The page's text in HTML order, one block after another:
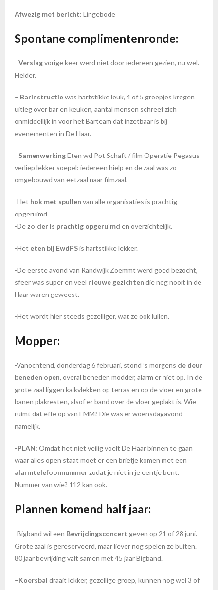
Afwezig met bericht: Lingebode
Spontane complimentenronde:
–Verslagvorige keer werd niet door iedereen gezien, nu wel.
Helder.
– Barinstructiewas hartstikke leuk, 4 of 5 groepjes kregen
uitleg over bar en keuken, aantal mensen schreef zich
onmiddellijk in voor het Barteam dat inzetbaar is bij
evenementen in De Haar.
–SamenwerkingEten wd Pot Schaft / film Operatie Pegasus
verliep lekker soepel: iedereen hielp en de zaal was zo
omgebouwd van eetzaal naar filmzaal.
-Het hok met spullen van alle organisaties is prachtig
opgeruimd.
-De zolder is prachtig opgeruimd en overzichtelijk.
-Het eten bij EwdPSis hartstikke lekker.
-De eerste avond van Randwijk Zoemmt werd goed bezocht,
sfeer was super en veel nieuwe gezichten die nog nooit in de
Haar waren geweest.
-Het wordt hier steeds gezelliger, wat ze ook lullen.
Mopper:
-Vanochtend, donderdag 6 februari, stond ’s morgens de deur
beneden open, overal beneden modder, alarm er niet op. In de
grote zaal liggen kalkvlekken op terras en op de vloer en grote
banen plakresten, alsof er band over de vloer geplakt is. Wie
ruimt dat effe op van EMM? Die was er woensdagavond
namelijk.
-PLAN: Omdat het niet veilig voelt De Haar binnen te gaan
waar alles open staat moet er een briefje komen met een
alarmtelefoonnummerzodat je niet in je eentje bent.
Nummer van wie? 112 kan ook.
Plannen komend half jaar:
-Bigband wil een Bevrijdingsconcert geven op 21 of 28 juni.
Grote zaal is gereserveerd, maar liever nog spelen ze buiten.
80 jaar bevrijding valt samen met 45 jaar Bigband.
–Koersbal draait lekker, gezellige groep, kunnen nog wel 3 of